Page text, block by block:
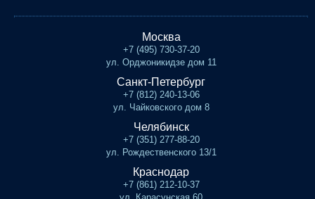
Москва
+7 (495) 730-37-20
ул. Орджоникидзе дом 11
Санкт-Петербург
+7 (812) 240-13-06
ул. Чайковского дом 8
Челябинск
+7 (351) 277-88-20
ул. Рождественского 13/1
Краснодар
+7 (861) 212-10-37